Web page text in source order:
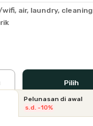
air, laundry, cleaning
Pilih
Pelunasan di awal
s.d. -10%